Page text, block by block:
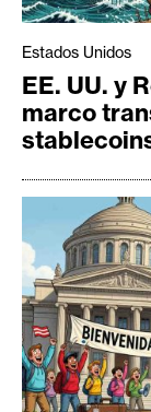
Estados Unidos
EE. UU. y
marco